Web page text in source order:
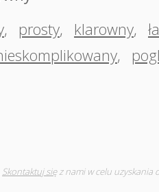
, prosty, klarowny,
,
Skontaktuj sięz nami w celu uzyskania